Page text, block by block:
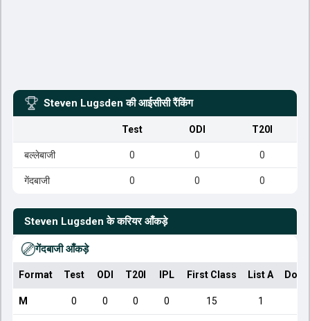
Steven Lugsden की आईसीसी रैंकिंग
Test ODI T20I
बल्लेबाजी 0 0 0
गेंदबाजी 0 0 0
Steven Lugsden के करियर आँकड़े
गेंदबाजी आँकड़े
Format Test ODI T20I IPL First Class List A
M 0 0 0 0 15 1